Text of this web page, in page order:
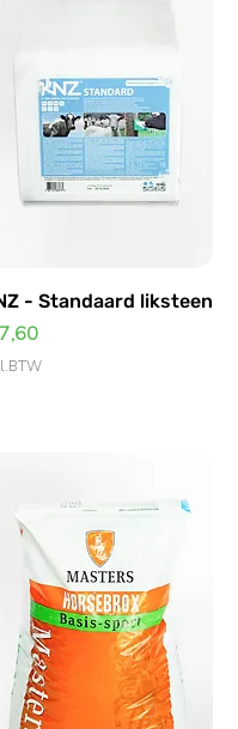
- Standaard liksteen